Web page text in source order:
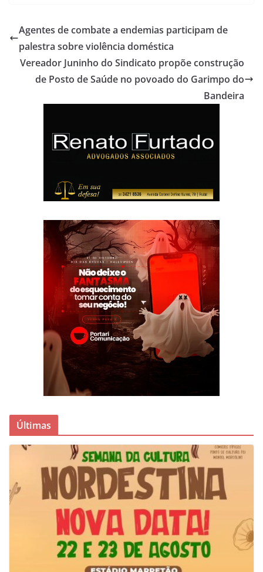
Agentes de combate a endemias participam de
palestra sobre violência doméstica
Vereador Juninho do Sindicato propõe construção
de Posto de Saúde no povoado do Garimpo do
Bandeira
Últimas